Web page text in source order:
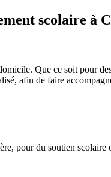
scolaire à
Que ce soit pour
afin de faire
pour du soutien